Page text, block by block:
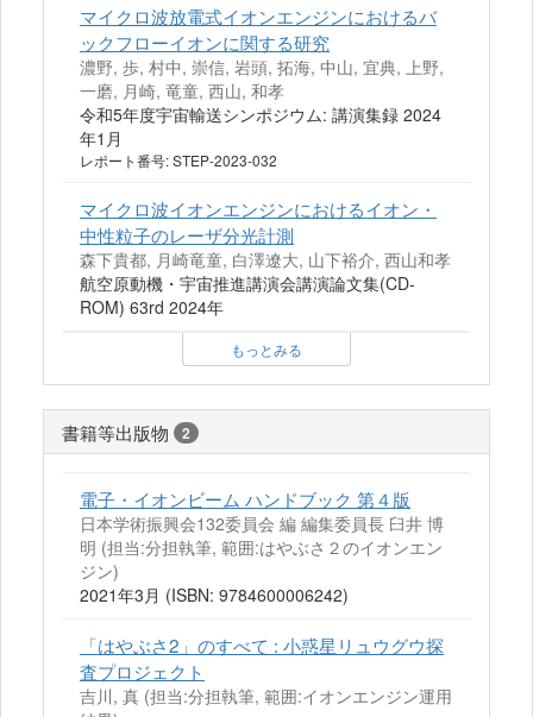
マイクロ波放電式イオンエンジンにおけるバ
ックフローイオンに関する研究
濃野, 歩, 村中, 崇信, 岩頭, 拓海, 中山, 宜典, 上野,
一磨, 月崎, 竜童, 西山, 和孝
令和5年度宇宙輸送シンポジウム: 講演集録 2024
年1月
レポート番号: STEP-2023-032
マイクロ波イオンエンジンにおけるイオン・
中性粒子のレーザ分光計測
森下貴都, 月崎竜童, 白澤遼大, 山下裕介, 西山和孝
航空原動機・宇宙推進講演会講演論文集(CD-
ROM) 63rd 2024年
もっとみる
書籍等出版物 2
電子・イオンビーム ハンドブック 第４版
日本学術振興会132委員会 編 編集委員長 臼井 博
明 (担当:分担執筆, 範囲:はやぶさ２のイオンエン
ジン)
2021年3月 (ISBN: 9784600006242)
「はやぶさ2」のすべて : 小惑星リュウグウ探
査プロジェクト
吉川, 真 (担当:分担執筆, 範囲:イオンエンジン運用